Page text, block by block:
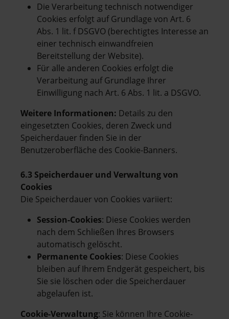
Die Verarbeitung technisch notwendiger
Cookies erfolgt auf Grundlage von Art. 6
Abs. 1 lit. f DSGVO (berechtigtes Interesse an
einer technisch einwandfreien
Bereitstellung der Website).
Für alle anderen Cookies erfolgt die
Verarbeitung auf Grundlage Ihrer
Einwilligung nach Art. 6 Abs. 1 lit. a DSGVO.
Weitere Informationen: Details zu den
eingesetzten Cookies, deren Zweck und
Speicherdauer finden Sie in der
Benutzeroberfläche des Cookie-Banners.
6.3 Speicherdauer und Verwaltung von
Cookies
Die Speicherdauer von Cookies variiert:
Session-Cookies: Diese Cookies werden
nach dem Schließen Ihres Browsers
automatisch gelöscht.
Permanente Cookies: Diese Cookies
bleiben auf Ihrem Endgerät gespeichert, bis
Sie sie löschen oder die Speicherdauer
abgelaufen ist.
Cookie-Verwaltung: Sie können Ihre Cookie-